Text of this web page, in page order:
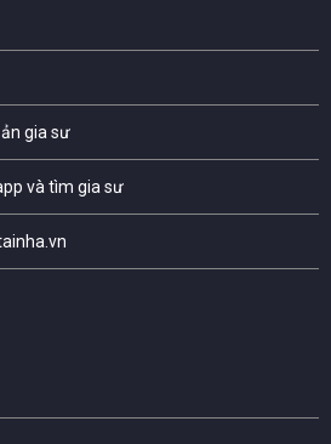
gia sư
và tìm gia sư